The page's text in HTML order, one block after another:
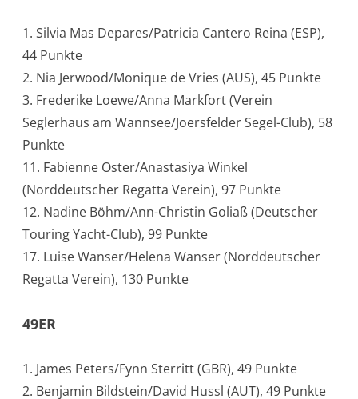
1. Silvia Mas Depares/Patricia Cantero Reina (ESP),
44 Punkte
2. Nia Jerwood/Monique de Vries (AUS), 45 Punkte
3. Frederike Loewe/Anna Markfort (Verein
Seglerhaus am Wannsee/Joersfelder Segel-Club), 58
Punkte
11. Fabienne Oster/Anastasiya Winkel
(Norddeutscher Regatta Verein), 97 Punkte
12. Nadine Böhm/Ann-Christin Goliaß (Deutscher
Touring Yacht-Club), 99 Punkte
17. Luise Wanser/Helena Wanser (Norddeutscher
Regatta Verein), 130 Punkte
49ER
1. James Peters/Fynn Sterritt (GBR), 49 Punkte
2. Benjamin Bildstein/David Hussl (AUT), 49 Punkte